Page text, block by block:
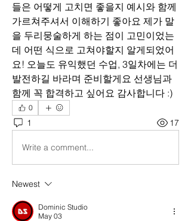
들은 어떻게 고치면 좋을지 예시와 함께
가르쳐주셔서 이해하기 좋아요 제가 말
을 두리뭉술하게 하는 점이 고민이었는
데 어떤 식으로 고쳐야할지 알게되었어
요! 오늘도 유익했던 수업, 3일차에는 더
발전하길 바라며 준비할게요 선생님과
함께 꼭 합격하고 싶어요 감사합니다 :)
0
1 17
Write a comment...
Newest
Dominic Studio
May 03